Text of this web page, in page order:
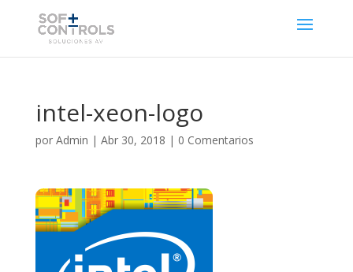
intel-xeon-logo
por Admin | Abr 30, 2018 | 0 Comentarios